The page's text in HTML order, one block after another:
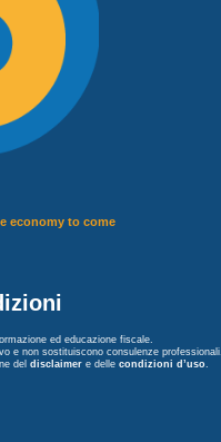
economy to come
ed educazione fiscale.
e non sostituiscono consulenze professionali.
del disclaimer e delle condizioni d’uso